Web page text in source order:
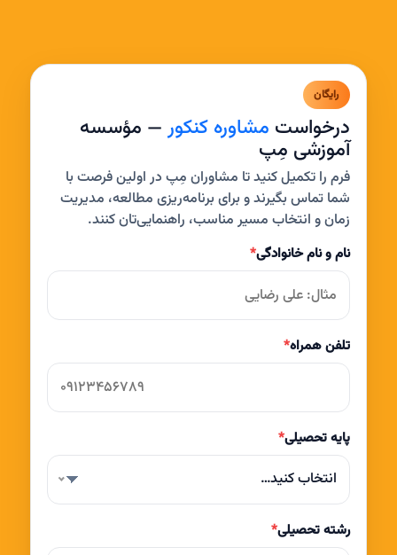
رایگان
درخواست مشاوره کنکور— مؤسسه
آموزشی مِپ
فرم را تکمیل کنید تا مشاوران مِپ در اولین فرصت با
شما تماس بگیرند و برای برنامه‌ریزی مطالعه، مدیریت
زمان و انتخاب مسیر مناسب، راهنمایی‌تان کنند.
نام و نام خانوادگی*
تلفن همراه*
پایه تحصیلی*
انتخاب کنید…
رشته تحصیلی*